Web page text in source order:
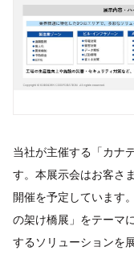
当社が主催する「カナ
す。本展示会はお客さ
開催を予定しています
の架け橋展」をテーマ
するソリューションを